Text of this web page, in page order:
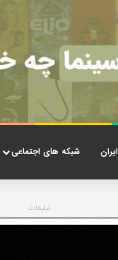
شبکه های اجتماعی
تبلیغات